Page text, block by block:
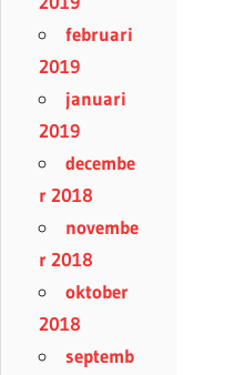
februari
2019
januari
2019
decembe
r 2018
novembe
r 2018
oktober
2018
septemb